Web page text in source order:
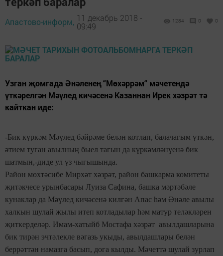
Апастово-информ, 11 декабрь 2018 -
09:49
1284 0 0
Узган җомгада Әнәленең “Мөхәррәм“ мәчетендә
үткәрелгән Мәүлед кичәсенә Казаннан Ирек хәзрәт тә
кайткан иде:
-Бик күркәм Мәүлед бәйрәме белән котлап, балачагым үткән,
әтием туган авылның быел тагын да күркәмләнүенә бик
шатмын,-диде ул үз чыгышында.
Район мөхтәсибе Мирхәт хәзрәт, район башкарма комитеты
җитәкчесе урынбасары Луиза Сафина, башка мәртәбәле
кунаклар да Мәүлед кичәсенә килгән Апас һәм Әнәле авылы
халкын шулай җылы итеп котладылар һәм матур теләкләрен
җиткерделәр. Имам-хатыйб Мостафа хәзрәт авылдашларына
бик тирән эчтәлекле вәгазь укыды, авылдашлары белән
беррәттән намазга басып, дога кылды. Мәчеттә шулай зурлап